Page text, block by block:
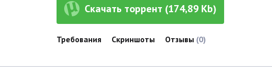
Скачать торрент (174,89 Kb)
Требования Скриншоты Отзывы (0)